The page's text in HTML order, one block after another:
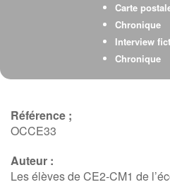
Carte
Chronique
Interview
Chronique
Référence ;
OCCE33
Auteur :
Les élèves de CE2-CM1 de